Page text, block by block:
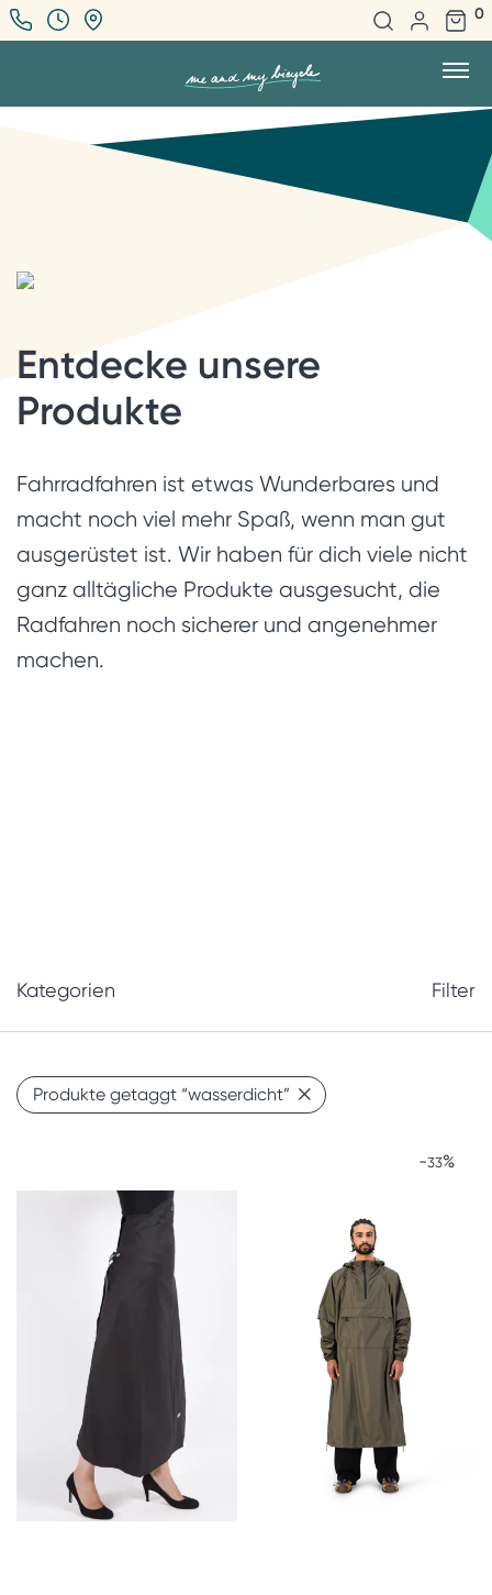
0
Entdecke unsere
Produkte
Fahrradfahren ist etwas Wunderbares und
macht noch viel mehr Spaß, wenn man gut
ausgerüstet ist. Wir haben für dich viele nicht
ganz alltägliche Produkte ausgesucht, die
Radfahren noch sicherer und angenehmer
machen.
Kategorien Filter
Produkte getaggt “wasserdicht”
-33%